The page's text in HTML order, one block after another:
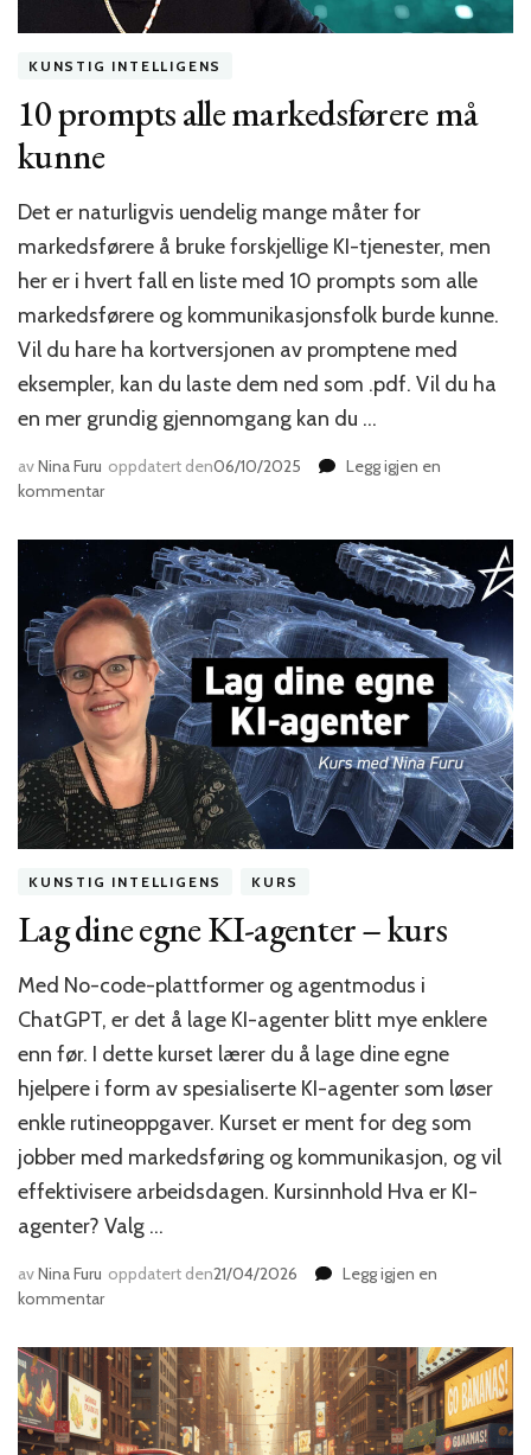
KUNSTIG INTELLIGENS
10 prompts alle markedsførere må
kunne
Det er naturligvis uendelig mange måter for
markedsførere å bruke forskjellige KI-tjenester, men
her er i hvert fall en liste med 10 prompts som alle
markedsførere og kommunikasjonsfolk burde kunne.
Vil du hare ha kortversjonen av promptene med
eksempler, kan du laste dem ned som .pdf. Vil du ha
en mer grundig gjennomgang kan du …
avNina Furu oppdatert den06/10/2025
Legg igjen en
kommentartil
prompts
alle
markedsførere
må
kunne
KUNSTIG INTELLIGENS KURS
Lag dine egne KI-agenter – kurs
Med No-code-plattformer og agentmodus i
ChatGPT, er det å lage KI-agenter blitt mye enklere
enn før. I dette kurset lærer du å lage dine egne
hjelpere i form av spesialiserte KI-agenter som løser
enkle rutineoppgaver. Kurset er ment for deg som
jobber med markedsføring og kommunikasjon, og vil
effektivisere arbeidsdagen. Kursinnhold Hva er KI-
agenter? Valg …
avNina Furu oppdatert den21/04/2026
Legg igjen en
kommentartil
dine
egne
KI-
agenter
–